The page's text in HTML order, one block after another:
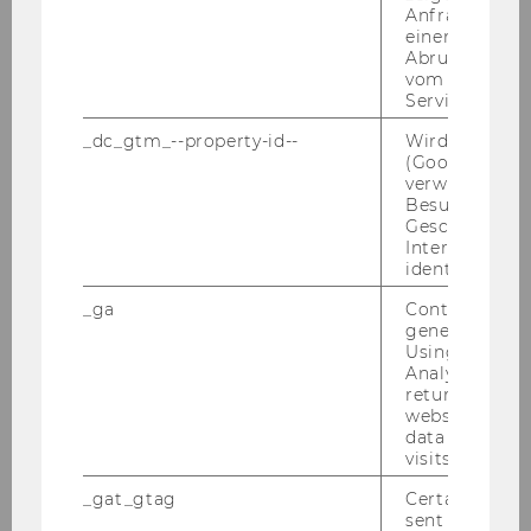
haupt­stadt Eu­ro­pas. Kon­kret wurde Bad Ischl
als Ban­ner­stadt zu­sam­men mit 22 wei­te­ren Ge­
mein­den im Salz­kam­mer­gut mit dem Titel aus­
ge­zeich­net. Das Zen­trum für Nonprofit-​
Organisationen und So­cial Im­pact führ­te die
Eva­lua­ti­on die­ser Kul­tur­haupt­stadt durch, der
Die Kul­tur­haupt­stadt Eu­ro­pas Bad Ischl Salz­
kam­mer­gut 2024 (KHS24) war die erste Kul­tur­
haupt­stadt­re­gi­on, die aus­schließ­lich länd­lich
ge­prägt war, und bot daher an­de­re Be­din­gun­
gen als klei­ne­re und grö­ße­re Städ­te oder Bal­
lungs­zen­tren. Auch das Eva­lua­ti­ons­de­sign
stell­te ein Novum dar: Es wurde eine Teil-​Social
Re­turn on In­vest­ment (SROI)-​Analyse durch­ge­
führt, bei der der ge­sell­schaft­li­che Mehr­wert
der KHS24 er­mit­telt und in Geld­wer­ten aus­ge­
drückt den In­ves­ti­tio­nen ge­gen­über­ge­stellt
Anfrage im
einen Fehler
Abrufen
vom AMP
Service an.
_dc_gtm_--property-id--
Wird von
(Google Tag
verwendet,
Besucher
Geschlecht
Interessen zu
identifizieren.
_ga
Contains a
generated
Using this
Analytics can
returning
website and
data from
visits.
_gat_gtag
Certain data
sent to